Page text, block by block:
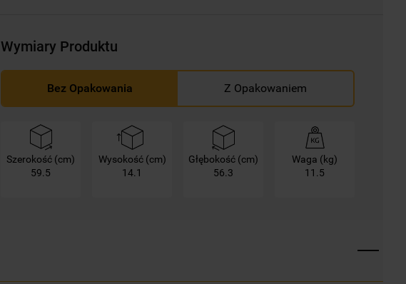
Wymiary Produktu
Bez Opakowania Z Opakowaniem
Szerokość (cm)
59.5
Wysokość (cm)
14.1
Głębokość (cm)
56.3
Waga (kg)
11.5
będą